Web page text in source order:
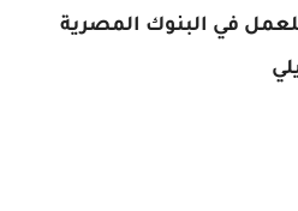
في البنوك المصرية